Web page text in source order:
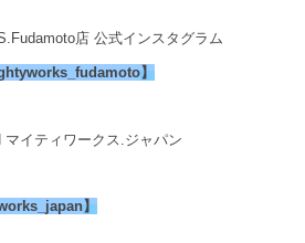
店 公式インスタグラム
】
マイティワークス.ジャパン
】